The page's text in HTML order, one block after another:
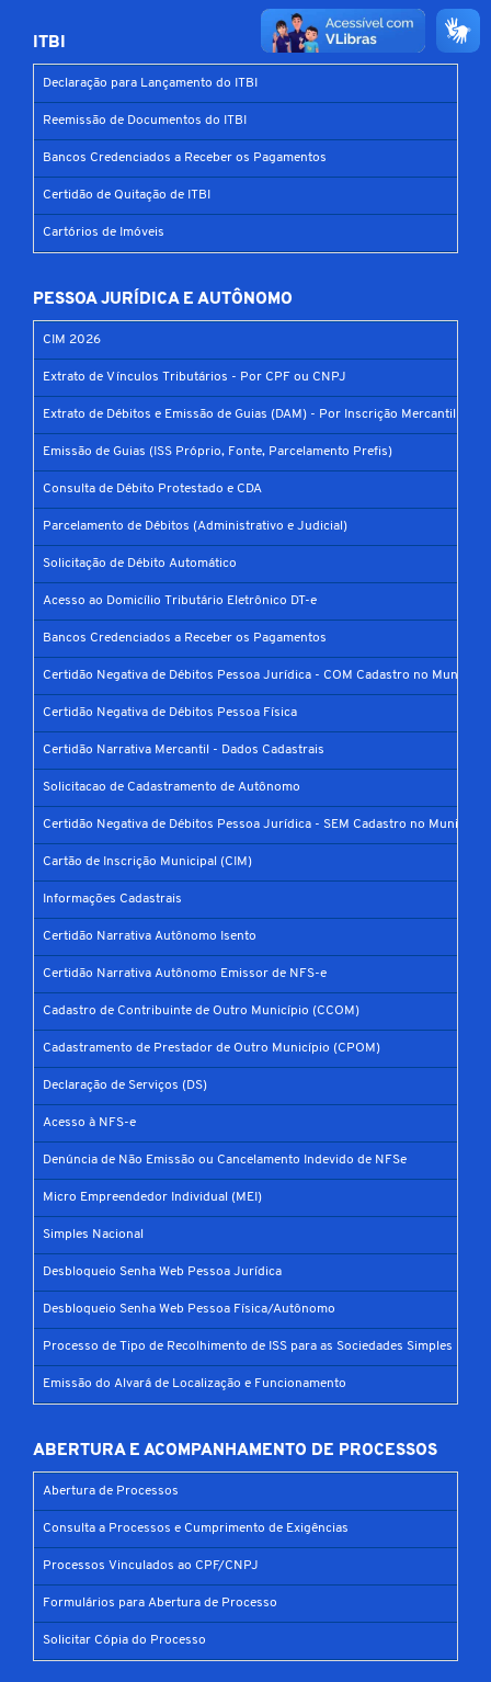
ITBI
Declaração para Lançamento do ITBI
Reemissão de Documentos do ITBI
Bancos Credenciados a Receber os Pagamentos
Certidão de Quitação de ITBI
Cartórios de Imóveis
PESSOA JURÍDICA E AUTÔNOMO
CIM 2026
Extrato de Vínculos Tributários - Por CPF ou CNPJ
Extrato de Débitos e Emissão de Guias (DAM) - Por Inscrição Mercantil
Emissão de Guias (ISS Próprio, Fonte, Parcelamento Prefis)
Consulta de Débito Protestado e CDA
Parcelamento de Débitos (Administrativo e Judicial)
Solicitação de Débito Automático
Acesso ao Domicílio Tributário Eletrônico DT-e
Bancos Credenciados a Receber os Pagamentos
Certidão Negativa de Débitos Pessoa Jurídica - COM Cadastro no Município
Certidão Negativa de Débitos Pessoa Física
Certidão Narrativa Mercantil - Dados Cadastrais
Solicitacao de Cadastramento de Autônomo
Certidão Negativa de Débitos Pessoa Jurídica - SEM Cadastro no Município
Cartão de Inscrição Municipal (CIM)
Informações Cadastrais
Certidão Narrativa Autônomo Isento
Certidão Narrativa Autônomo Emissor de NFS-e
Cadastro de Contribuinte de Outro Município (CCOM)
Cadastramento de Prestador de Outro Município (CPOM)
Declaração de Serviços (DS)
Acesso à NFS-e
Denúncia de Não Emissão ou Cancelamento Indevido de NFSe
Micro Empreendedor Individual (MEI)
Simples Nacional
Desbloqueio Senha Web Pessoa Jurídica
Desbloqueio Senha Web Pessoa Física/Autônomo
Processo de Tipo de Recolhimento de ISS para as Sociedades Simples
Emissão do Alvará de Localização e Funcionamento
ABERTURA E ACOMPANHAMENTO DE PROCESSOS
Abertura de Processos
Consulta a Processos e Cumprimento de Exigências
Processos Vinculados ao CPF/CNPJ
Formulários para Abertura de Processo
Solicitar Cópia do Processo